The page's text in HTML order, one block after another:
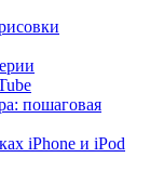
пошаговая
iPhone и iPod